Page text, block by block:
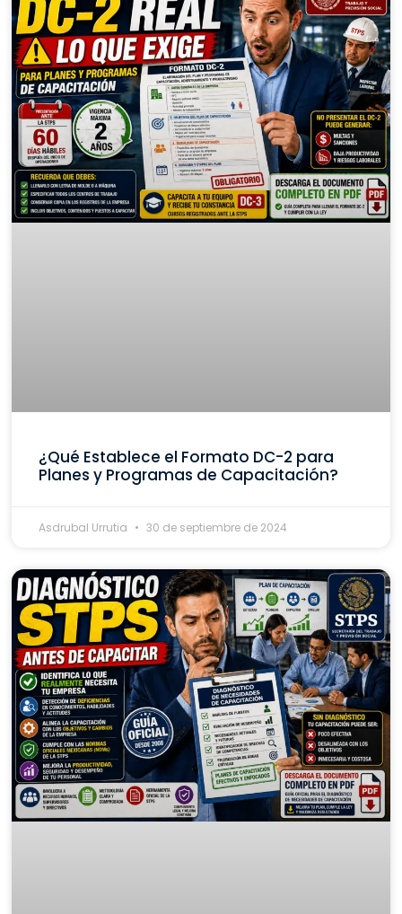
¿Qué Establece el Formato DC-2 para
Planes y Programas de Capacitación?
Asdrubal Urrutia 30 de septiembre de 2024